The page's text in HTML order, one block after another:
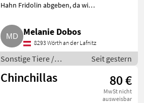
Hahn Fridolin abgeben, da wir
müssen (Eigenbedarf). Fridolin
ist aus eigener Brut, ca. 1 Jahr
und ein paar M
Melanie Dobos
8293 Wörth an der Lafnitz
Sonstige Tiere /
Kleintiere
Seit gestern
Chinchillas 80 €
MwSt nicht
ausweisbar